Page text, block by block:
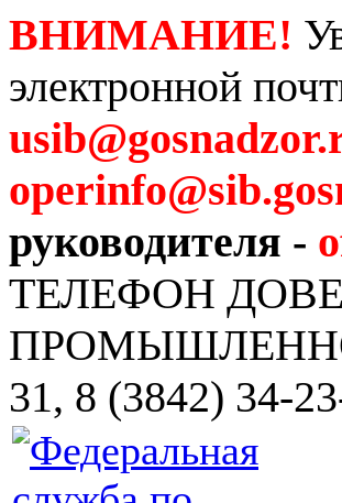
ВНИМАНИЕ!
электронной
руководителя -
ТЕЛЕФОН
31, 8 (3842) 34-